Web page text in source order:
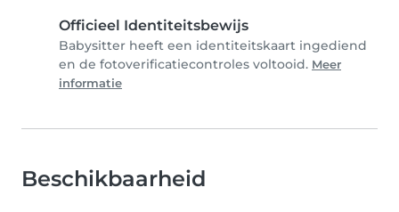
Officieel Identiteitsbewijs
Babysitter heeft een identiteitskaart ingediend
en de fotoverificatiecontroles voltooid. Meer
informatie
Beschikbaarheid